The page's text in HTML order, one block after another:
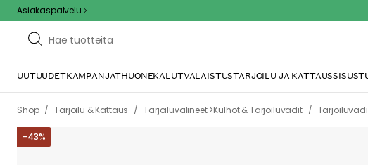
Asiakaspalvelu
UUTUUDETKAMPANJATHUONEKALUTVALAISTUSTARJOILU JA KATTAUS